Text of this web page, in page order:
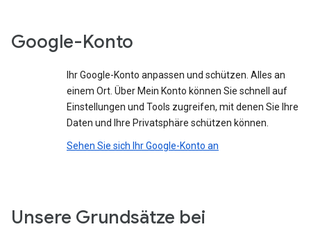
Google-Konto
Ihr Google-Konto anpassen und schützen. Alles an
einem Ort. Über Mein Konto können Sie schnell auf
Einstellungen und Tools zugreifen, mit denen Sie Ihre
Daten und Ihre Privatsphäre schützen können.
Sehen Sie sich Ihr Google-Konto an
Unsere Grundsätze bei